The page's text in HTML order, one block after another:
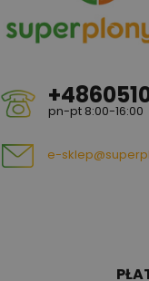
pn-pt 8:00-16:00
e-